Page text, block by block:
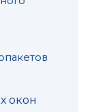
окон